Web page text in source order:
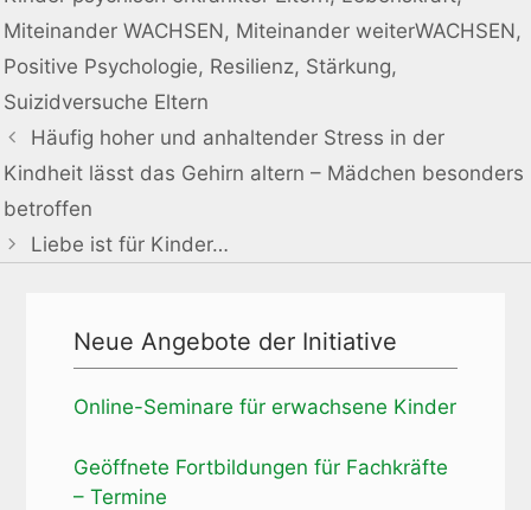
Miteinander WACHSEN, Miteinander weiterWACHSEN,
Positive Psychologie, Resilienz, Stärkung,
Suizidversuche Eltern
Häufig hoher und anhaltender Stress in der
Kindheit lässt das Gehirn altern – Mädchen besonders
betroffen
Liebe ist für Kinder…
Neue Angebote der Initiative
Online-Seminare für erwachsene Kinder
Geöffnete Fortbildungen für Fachkräfte
– Termine